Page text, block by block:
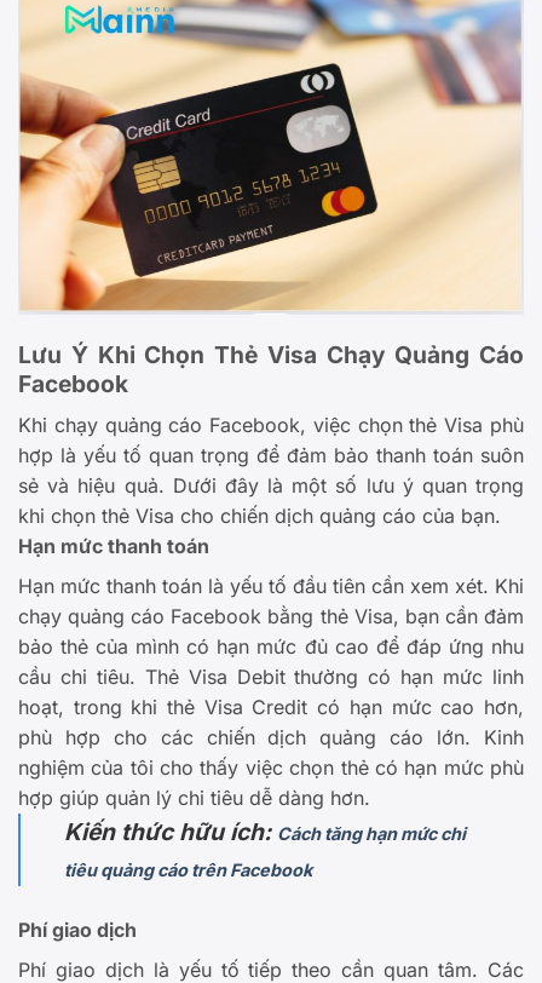
Lưu Ý Khi Chọn Thẻ Visa Chạy Quảng Cáo
Facebook
Khi chạy quảng cáo Facebook, việc chọn thẻ Visa phù
hợp là yếu tố quan trọng để đảm bảo thanh toán suôn
sẻ và hiệu quả. Dưới đây là một số lưu ý quan trọng
khi chọn thẻ Visa cho chiến dịch quảng cáo của bạn.
Hạn mức thanh toán
Hạn mức thanh toán là yếu tố đầu tiên cần xem xét. Khi
chạy quảng cáo Facebook bằng thẻ Visa, bạn cần đảm
bảo thẻ của mình có hạn mức đủ cao để đáp ứng nhu
cầu chi tiêu. Thẻ Visa Debit thường có hạn mức linh
hoạt, trong khi thẻ Visa Credit có hạn mức cao hơn,
phù hợp cho các chiến dịch quảng cáo lớn. Kinh
nghiệm của tôi cho thấy việc chọn thẻ có hạn mức phù
hợp giúp quản lý chi tiêu dễ dàng hơn.
Kiến thức hữu ích: Cách tăng hạn mức chi
tiêu quảng cáo trên Facebook
Phí giao dịch
Phí giao dịch là yếu tố tiếp theo cần quan tâm. Các